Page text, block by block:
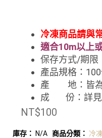
冷凍商品請與
適合10m以上
保存方式/期限
產品規格：100
產 地：皆為
成 份：詳見
NT$100
庫存： N/A 商品分類： 冷